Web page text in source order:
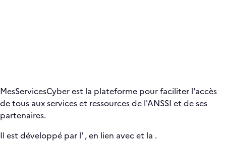
MesServicesCyber est la plateforme pour faciliter l'accès
de tous aux services et ressources de l'ANSSI et de ses
partenaires.
Il est développé par l' , en lien avecet la .